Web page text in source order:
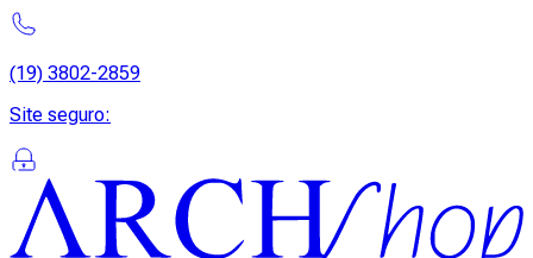
(19) 3802-2859
Site seguro: